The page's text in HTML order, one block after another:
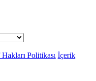
Politikası İçerik